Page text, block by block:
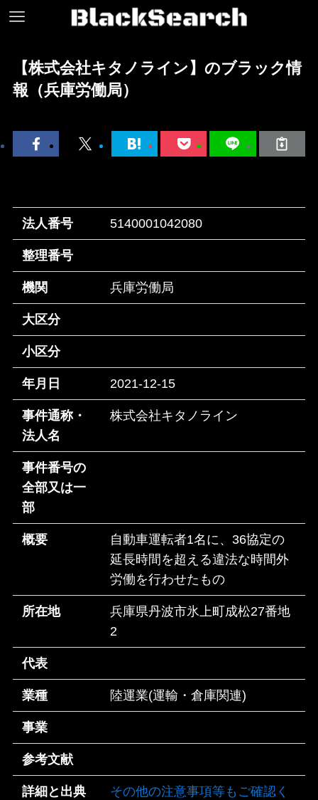
【株式会社キタノライン】のブラック情
報（兵庫労働局）
法人番号 5140001042080
整理番号
機関 兵庫労働局
大区分
小区分
年月日 2021-12-15
事件通称・
法人名
株式会社キタノライン
事件番号の
全部又は一
部
概要
自動車運転者1名に、36協定の
延長時間を超える違法な時間外
労働を行わせたもの
所在地
兵庫県丹波市氷上町成松27番地
2
代表
業種 陸運業(運輸・倉庫関連)
事業
参考文献
詳細と出典
その他の注意事項等もご確認く